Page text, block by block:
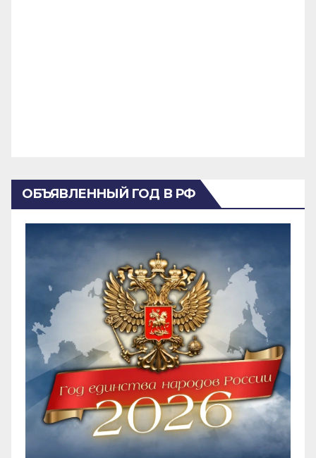
ОБЪЯВЛЕННЫЙ ГОД В РФ